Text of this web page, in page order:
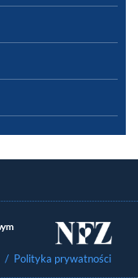
/ Polityka prywatności